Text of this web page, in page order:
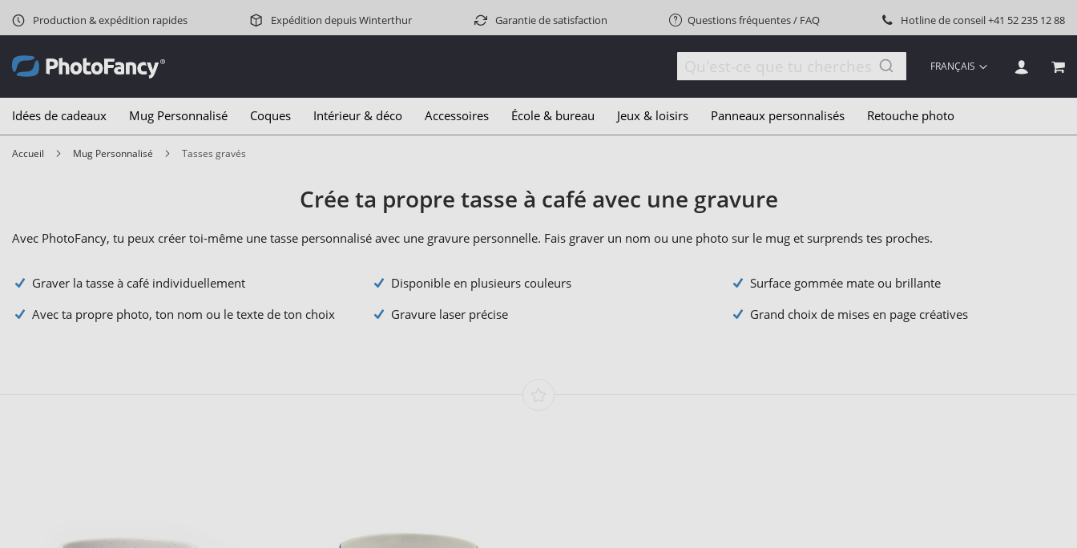
Production & expédition rapides Expédition depuis Winterthur Garantie de satisfaction Questions fréquentes / FAQ Hotline de conseil+41 52 235 12 88
LANGUE
FRANÇAIS
Idées de cadeaux Mug Personnalisé Coques Intérieur & déco Accessoires École & bureau Jeux & loisirs Panneaux personnalisés Retouche photo
Accueil Mug Personnalisé Tasses gravés
Crée ta propre tasse à café avec une gravure
Avec PhotoFancy, tu peux créer toi-même une tasse personnalisé avec une gravure personnelle. Fais graver un nom ou une photo sur le mug et surprends tes proches.
Graver la tasse à café individuellement
Avec ta propre photo, ton nom ou le texte de ton choix
Disponible en plusieurs couleurs
Gravure laser précise
Surface gommée mate ou brillante
Grand choix de mises en page créatives